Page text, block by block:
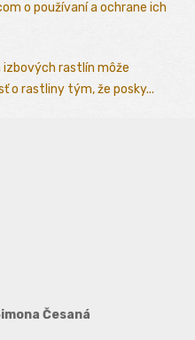
o používaní a ochrane ich
izbových rastlín môže
o rastliny tým, že posky...
Česaná